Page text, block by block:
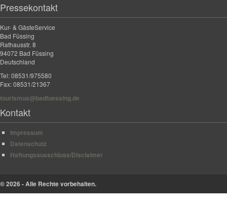
Pressekontakt
Kur- & GästeService
Bad Füssing
Rathausstr. 8
94072 Bad Füssing
Deutschland
Tel: 08531/975580
Fax: 08531/21367
tourismus@badfuessing.de
Kontakt
Impressum
Datenschutz
Haftungsausschluss/Disclaimer
© 2026 - Alle Rechte vorbehalten.